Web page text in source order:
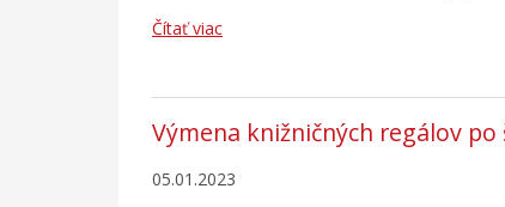
Čítať viac
Výmena knižničných regálov
05.01.2023